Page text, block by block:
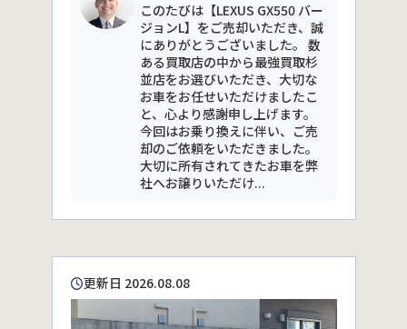
このたびは【LEXUS GX550 バー
ジョンL】をご売却いただき、誠
にありがとうございました。 数
ある買取店の中から最強買取杉
並店をお選びいただき、大切な
お車をお任せいただけましたこ
と、心より感謝申し上げます。
今回はお乗り換えに伴い、ご売
却のご依頼をいただきました。
大切に所有されてきたお車を弊
社へお譲りいただけ...
更新日 2026.08.08